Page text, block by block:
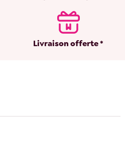
Livraison offerte *